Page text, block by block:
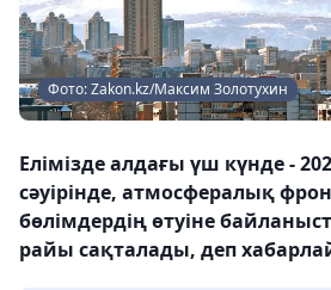
Фото: Zakon.kz/Максим Золотухин
Елімізде алдағы үш күнде -
сәуірінде, атмосфералық
бөлімдердің өтуіне
райы сақталады, деп